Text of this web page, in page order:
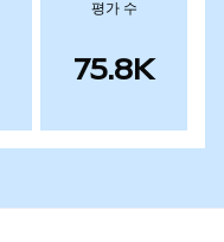
평가 수
75.8K